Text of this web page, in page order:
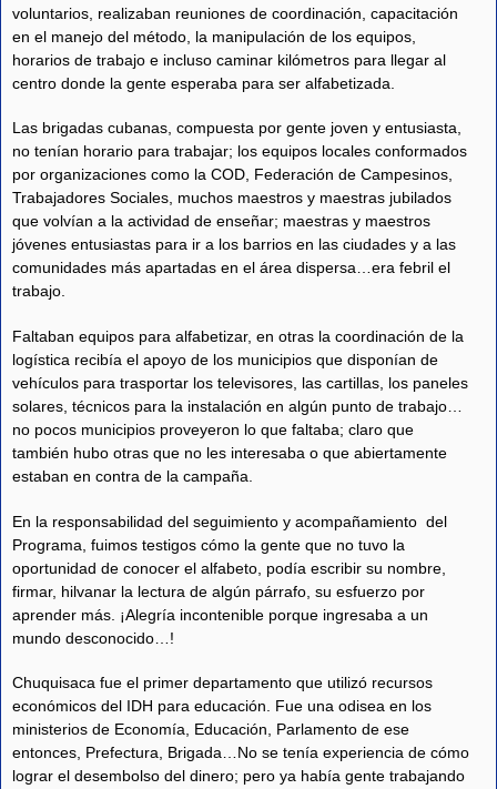
voluntarios, realizaban reuniones de coordinación, capacitación
en el manejo del método, la manipulación de los equipos,
horarios de trabajo e incluso caminar kilómetros para llegar al
centro donde la gente esperaba para ser alfabetizada.
Las brigadas cubanas, compuesta por gente joven y entusiasta,
no tenían horario para trabajar; los equipos locales conformados
por organizaciones como la COD, Federación de Campesinos,
Trabajadores Sociales, muchos maestros y maestras jubilados
que volvían a la actividad de enseñar; maestras y maestros
jóvenes entusiastas para ir a los barrios en las ciudades y a las
comunidades más apartadas en el área dispersa…era febril el
trabajo.
Faltaban equipos para alfabetizar, en otras la coordinación de la
logística recibía el apoyo de los municipios que disponían de
vehículos para trasportar los televisores, las cartillas, los paneles
solares, técnicos para la instalación en algún punto de trabajo…
no pocos municipios proveyeron lo que faltaba; claro que
también hubo otras que no les interesaba o que abiertamente
estaban en contra de la campaña.
En la responsabilidad del seguimiento y acompañamiento del
Programa, fuimos testigos cómo la gente que no tuvo la
oportunidad de conocer el alfabeto, podía escribir su nombre,
firmar, hilvanar la lectura de algún párrafo, su esfuerzo por
aprender más. ¡Alegría incontenible porque ingresaba a un
mundo desconocido…!
Chuquisaca fue el primer departamento que utilizó recursos
económicos del IDH para educación. Fue una odisea en los
ministerios de Economía, Educación, Parlamento de ese
entonces, Prefectura, Brigada…No se tenía experiencia de cómo
lograr el desembolso del dinero; pero ya había gente trabajando